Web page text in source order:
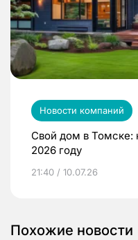
Новости компаний
Свой дом в Томске:
2026 году
21:40 / 10.07.26
Похожие новости